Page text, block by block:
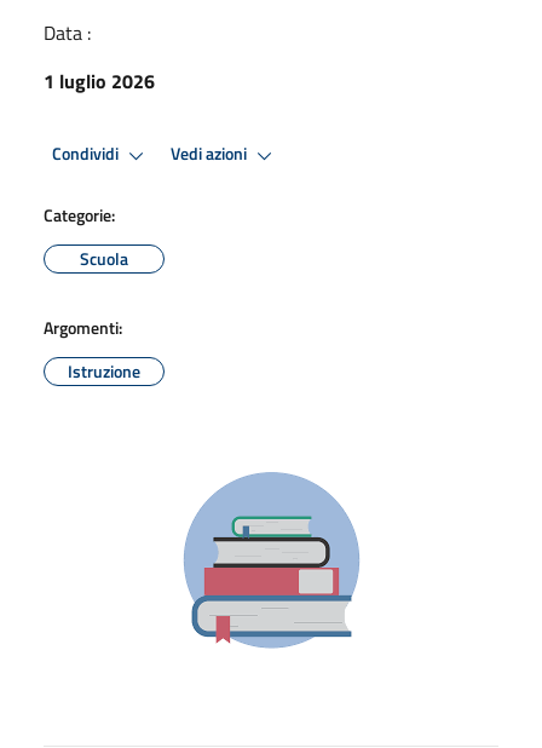
Data :
1 luglio 2026
Condividi Vedi azioni
Categorie:
Scuola
Argomenti:
Istruzione